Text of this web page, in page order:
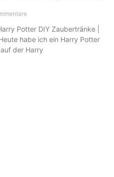
Potter DIY Zaubertränke |
habe ich ein Harry Potter
der Harry